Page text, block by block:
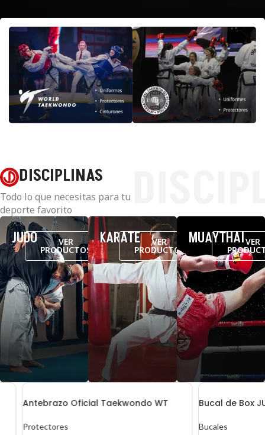
DISCIPLINAS
Todo lo que necesitas para tu
deporte favorito
JUDO VER
PRODUCTOS
KARATE VER
PRODUCTOS
MUAYTHAIVER
Antebrazo Oficial Taekwondo WT
Protectores
Bucal de Box
Bucales